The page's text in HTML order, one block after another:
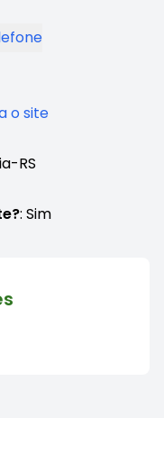
o site
RS
: Sim